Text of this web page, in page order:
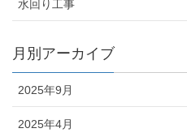
水回り工事
月別アーカイブ
2025年9月
2025年4月